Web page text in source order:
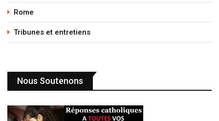
Rome
Tribunes et entretiens
Nous Soutenons